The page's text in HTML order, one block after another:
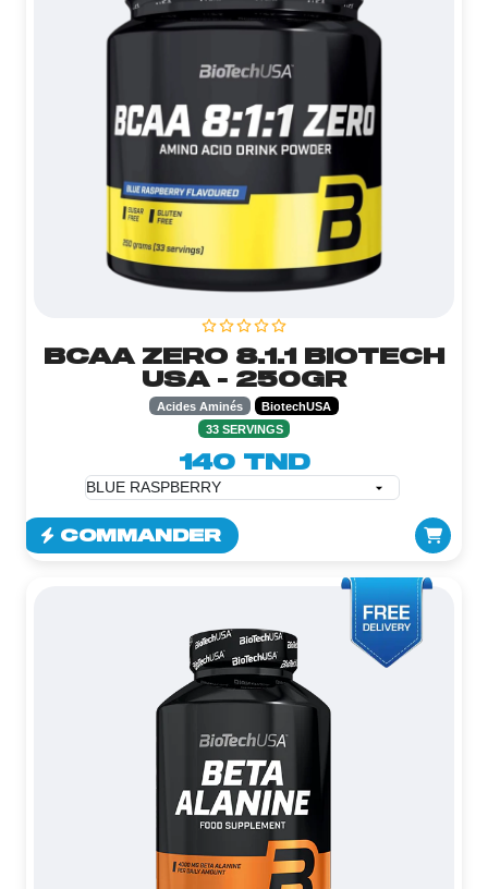
BCAA ZERO 8.1.1 BIOTECH
USA - 250GR
Acides Aminés
BiotechUSA
33 SERVINGS
140 TND
COMMANDER